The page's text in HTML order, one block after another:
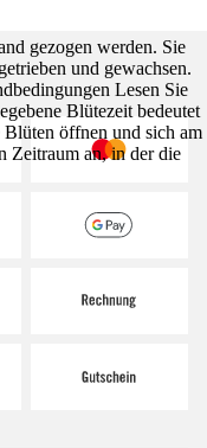
gezogen werden. Sie
und gewachsen.
Lesen Sie
Blütezeit bedeutet
Blüten öffnen und sich am
Zeitraum an, in der die